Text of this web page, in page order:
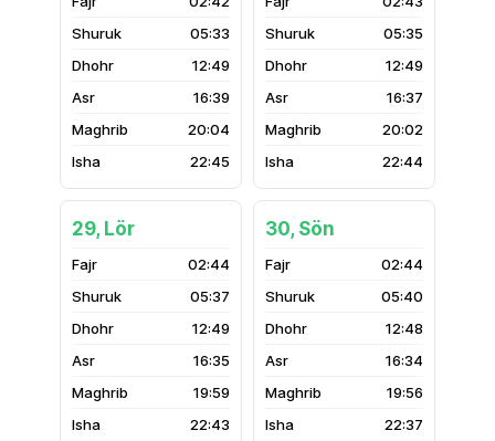
05:33
12:49
16:39
20:04
22:45
05:35
12:49
16:37
20:02
22:44
29, Lör
02:44
05:37
12:49
16:35
19:59
22:43
30, Sön
02:44
05:40
12:48
16:34
19:56
22:37